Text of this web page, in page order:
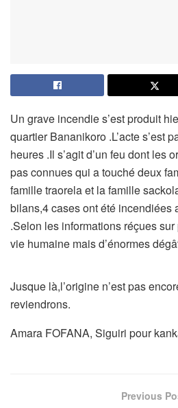
Un grave incendie s’est produit
quartier Bananikoro .L’acte s’est
heures .Il s’agit d’un feu dont les
pas connues qui a touché deux
famille traorela et la famille
bilans,4 cases ont été incendiées
.Selon les informations réçues
vie humaine mais d’énormes
Jusque là,l’origine n’est pas
reviendrons.
Amara FOFANA, Siguiri pour
Previous